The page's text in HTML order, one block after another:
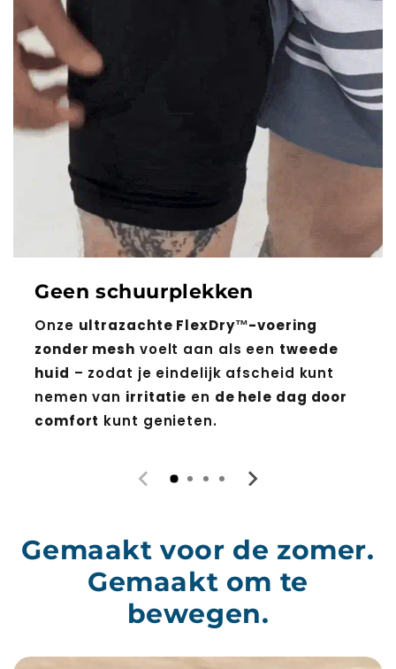
Geen schuurplekken
Onze ultrazachte FlexDry™-voering
zonder mesh voelt aan als een tweede
huid – zodat je eindelijk afscheid kunt
nemen van irritatie en de hele dag door
comfort kunt genieten.
Gemaakt voor de zomer.
Gemaakt om te
bewegen.